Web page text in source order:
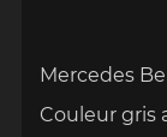
Mercedes
Couleur gris